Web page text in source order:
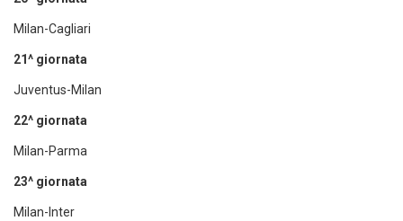
Milan-Cagliari
21^ giornata
Juventus-Milan
22^ giornata
Milan-Parma
23^ giornata
Milan-Inter